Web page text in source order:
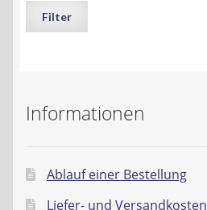
Filter
Informationen
Ablauf einer Bestellung
Liefer- und Versandkosten